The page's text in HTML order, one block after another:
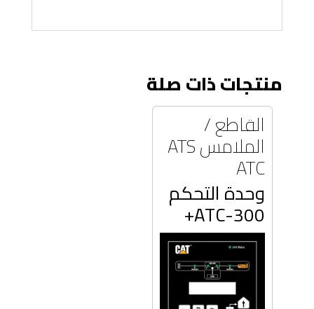
منتجات ذات صلة
القاطع /
الملامس ATS
ATC
وحدة التحكم
ATC-300+